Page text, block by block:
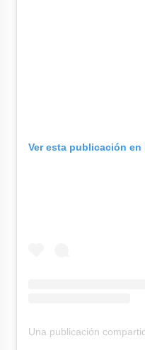
Ver esta publicación en